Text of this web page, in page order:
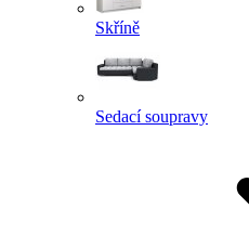
Skříně
Sedací soupravy